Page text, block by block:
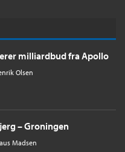
milliardbud fra Apollo
Olsen
– Groningen
Madsen